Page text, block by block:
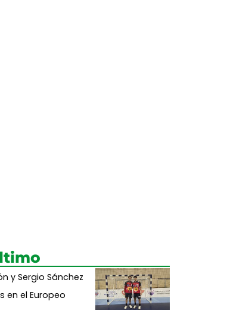
y Sergio Sánchez
en el Europeo